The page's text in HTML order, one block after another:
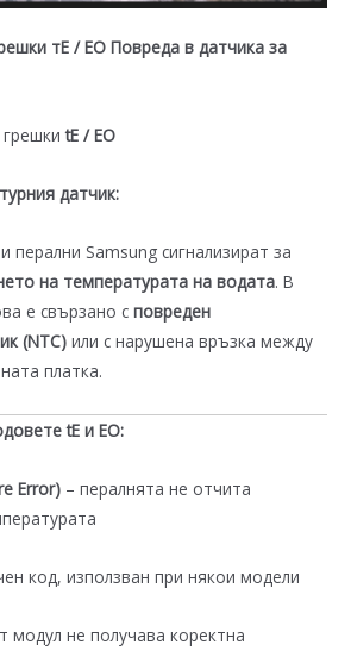
тЕ / ЕО Повреда в датчика за
грешкиtE / EО
датчик:
перални Samsung сигнализират за
на температурата на водата. В
е свързано с повреден
(NTC) или с нарушена връзка между
платка.
tE и EО:
Error) – пералнята не отчита
код, използван при някои модели
модул не получава коректна